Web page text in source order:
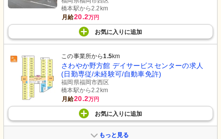
橋本駅から2.2km
月給20.2万円
お気に入り に追加
この事業所から1.5km
さわやか野方館 デイサービスセンターの求人
(日勤専従/未経験可/自動車免許)
福岡県福岡市西区
橋本駅から2.2km
月給20.2万円
お気に入り に追加
もっと見る